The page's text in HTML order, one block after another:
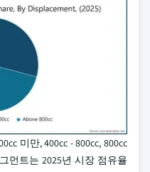
미만, 400cc - 800cc, 800cc
먼트는 2025년 시장 점유율